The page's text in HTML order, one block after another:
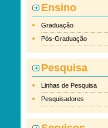
Ensino
Graduação
Pós-Graduação
Pesquisa
Linhas de Pesquisa
Pesquisadores